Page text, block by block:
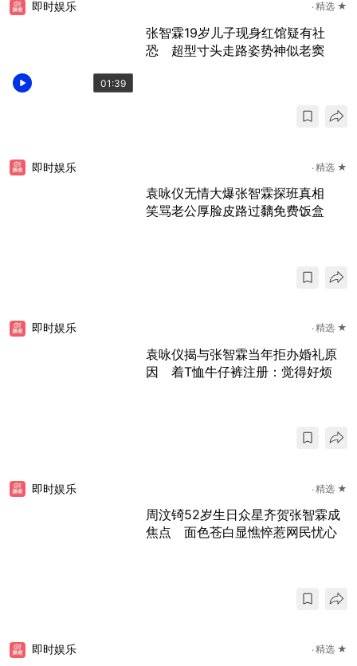
01:39
即时娱乐 精选 ★
张智霖19岁儿子现身红馆疑有社
恐 超型寸头走路姿势神似老窦
即时娱乐 精选 ★
袁咏仪无情大爆张智霖探班真相
笑骂老公厚脸皮路过黐免费饭盒
即时娱乐 精选 ★
袁咏仪揭与张智霖当年拒办婚礼原
因 着T恤牛仔裤注册：觉得好烦
即时娱乐 精选 ★
周汶锜52岁生日众星齐贺张智霖成
焦点 面色苍白显憔悴惹网民忧心
即时娱乐 精选 ★